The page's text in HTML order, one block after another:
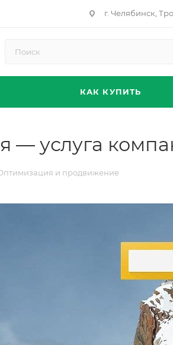
г. Челябинск,
КАК КУПИТЬ
— услуга
и продвижение